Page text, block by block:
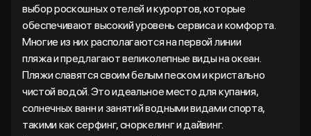
выбор роскошных отелей и курортов, которые
обеспечивают высокий уровень сервиса и комфорта.
Многие из них располагаются на первой линии
пляжа и предлагают великолепные виды на океан.
Пляжи славятся своим белым песком и кристально
чистой водой. Это идеальное место для купания,
солнечных ванн и занятий водными видами спорта,
такими как серфинг, сноркелинг и дайвинг.